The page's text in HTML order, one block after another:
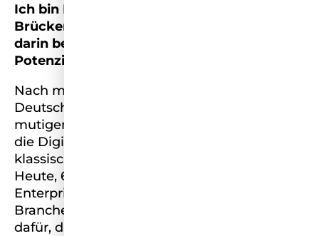
Ich bin Melanie, Quereinsteigerin,
Brückenbauerin und jemand, der andere
darin bestärken möchte, ihr eigenes
Potenzial zu entfalten.
Nach mehreren Jahren als Lehrerin für
Deutsch und Spanisch habe ich 2019 den
mutigen Schritt aus dem Klassenzimmer in
die Digitalwirtschaft gewagt – ohne
klassischen IT- oder Wirtschaftshintergrund.
Heute, 6 Jahre später, arbeite ich als Senior
Enterprise Account Executive in der SaaS-
Branche und bin der wandelnde Beweis
dafür, dass ein Quereinstieg möglich ist.